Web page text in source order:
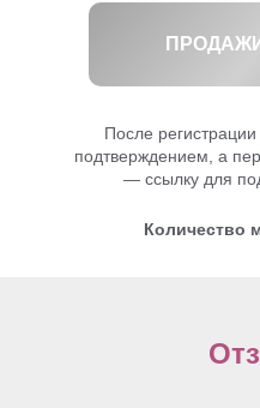
После
подтверждением, а
— ссылку для
Количество